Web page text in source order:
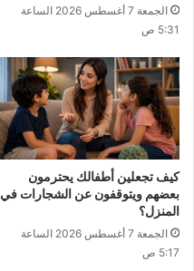
الجمعة 7 أغسطس 2026 الساعة
5:31 ص
كيف تجعلين أطفالك يحترمون
بعضهم ويتوقفون عن الشجارات في
المنزل؟
الجمعة 7 أغسطس 2026 الساعة
5:17 ص